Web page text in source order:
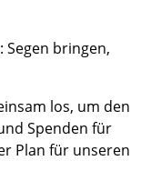
bringen,
los, um den
Spenden für
Plan für unseren